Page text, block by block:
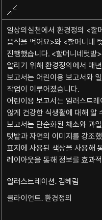
전체화면
종료
일상의실천에서 환경정의 <할
음식을 먹어요>와 <할머니네
진행했습니다. <할머니네텃밭
알리기 위해 환경정의에서 매
보고서는 어린이용 보고서와
작업이 이루어졌습니다.
어린이용 보고서는 일러스트
않게 건강한 식생활에 대해 알
보고서는 단순화된 채소와 과
텃밭과 자연의 이미지를 강조
표지에 사용된 색상을 사용해
레이아웃을 통해 정보를 효과
일러스트레이션. 김혜림
클라이언트. 환경정의